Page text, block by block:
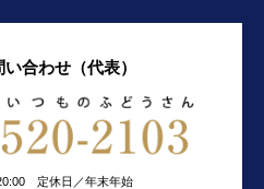
い合わせ（代表）
定休日／年末年始